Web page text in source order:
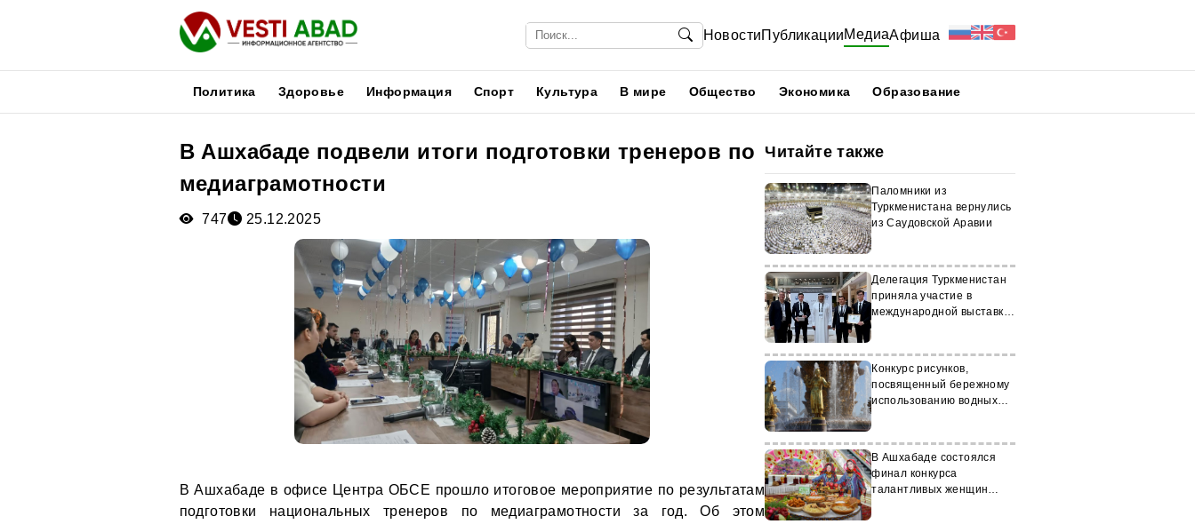
НовостиПубликацииМедиаАфиша
Политика Здоровье Информация Спорт Культура В мире Общество Экономика Образование
В Ашхабаде подвели итоги подготовки тренеров по
медиаграмотности
747 25.12.2025
В Ашхабаде в офисе Центра ОБСЕ прошло итоговое мероприятие по результатам
подготовки национальных тренеров по медиаграмотности за год. Об этом
Читайте также
Паломники из
Туркменистана вернулись
из Саудовской Аравии
Делегация Туркменистан
приняла участие в
международной выставке
Конкурс рисунков,
посвященный бережному
использованию водных
В Ашхабаде состоялся
финал конкурса
талантливых женщин